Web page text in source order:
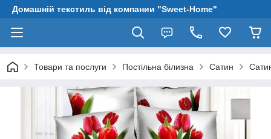
Домашній текстиль від компании "Sweet-Home"
Товари та послуги Постільна білизна Сатин